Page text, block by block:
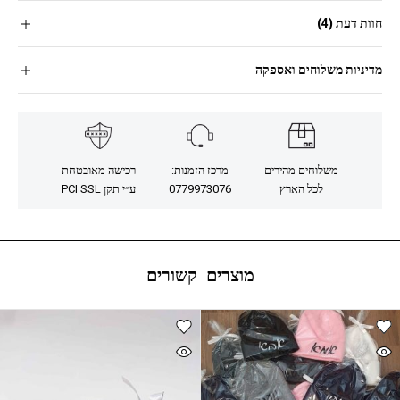
חוות דעת (4)
מדיניות משלוחים ואספקה
משלוחים מהירים
לכל הארץ
מרכז הזמנות:
0779973076
רכישה מאובטחת
ע״י תקן PCI SSL
מוצרים קשורים